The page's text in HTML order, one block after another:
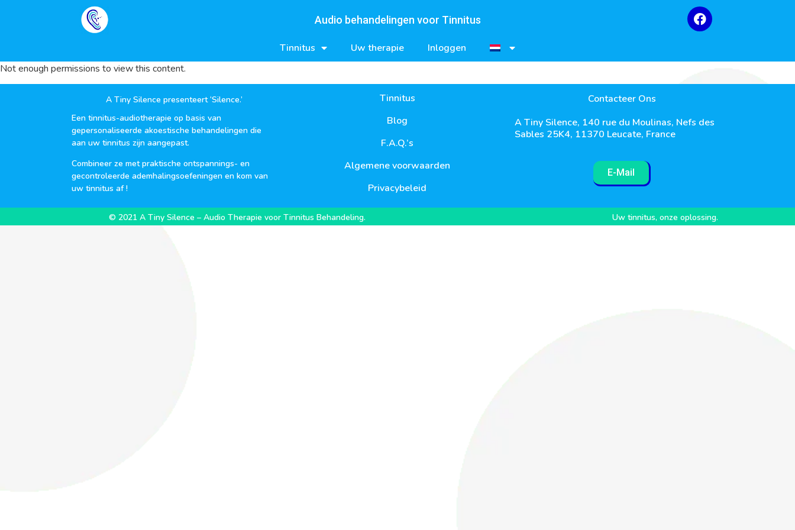
Audio behandelingen voor Tinnitus
Tinnitus Uw therapie
Inloggen
Not enough permissions to view this content.
A Tiny Silence presenteert ‘Silence.’
Een tinnitus-audiotherapie op basis van
gepersonaliseerde akoestische behandelingen die
aan uw tinnitus zijn aangepast.
Combineer ze met praktische ontspannings- en
gecontroleerde ademhalingsoefeningen en kom van
uw tinnitus af !
Tinnitus
Blog
F.A.Q.’s
Algemene voorwaarden
Privacybeleid
Contacteer Ons
A Tiny Silence, 140 rue du Moulinas, Nefs des
Sables 25K4, 11370 Leucate, France
E-Mail
© 2021 A Tiny Silence – Audio Therapie voor Tinnitus Behandeling. Uw tinnitus, onze oplossing.